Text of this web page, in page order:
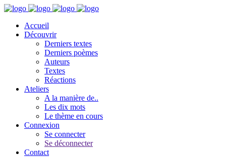
Accueil
Découvrir
Derniers textes
Derniers poèmes
Auteurs
Textes
Réactions
Ateliers
A la manière de..
Les dix mots
Le thème en cours
Connexion
Se connecter
Se déconnecter
Contact